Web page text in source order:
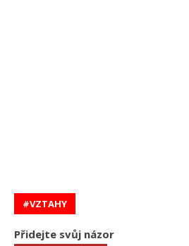
VZTAHY
Přidejte svůj názor